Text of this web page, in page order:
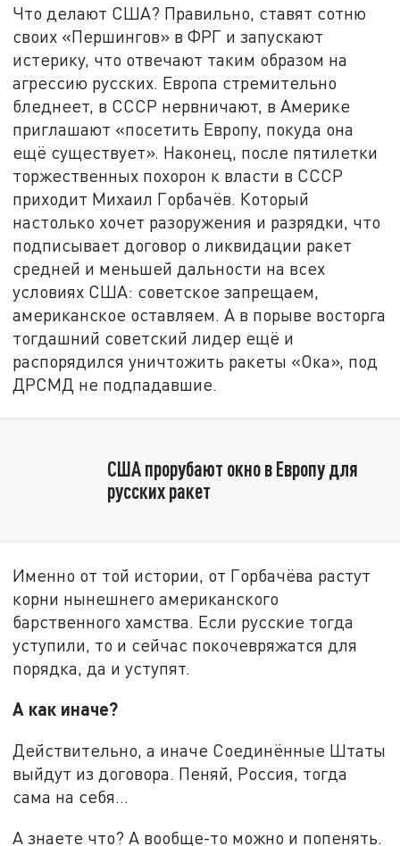
Что делают США? Правильно, ставят сотню
своих «Першингов» в ФРГ и запускают
истерику, что отвечают таким образом на
агрессию русских. Европа стремительно
бледнеет, в СССР нервничают, в Америке
приглашают «посетить Европу, покуда она
ещё существует». Наконец, после пятилетки
торжественных похорон к власти в СССР
приходит Михаил Горбачёв. Который
настолько хочет разоружения и разрядки, что
подписывает договор о ликвидации ракет
средней и меньшей дальности на всех
условиях США: советское запрещаем,
американское оставляем. А в порыве восторга
тогдашний советский лидер ещё и
распорядился уничтожить ракеты «Ока», под
ДРСМД не подпадавшие.
США прорубают окно в Европу для
русских ракет
Именно от той истории, от Горбачёва растут
корни нынешнего американского
барственного хамства. Если русские тогда
уступили, то и сейчас покочевряжатся для
порядка, да и уступят.
А как иначе?
Действительно, а иначе Соединённые Штаты
выйдут из договора. Пеняй, Россия, тогда
сама на себя…
А знаете что? А вообще-то можно и попенять.